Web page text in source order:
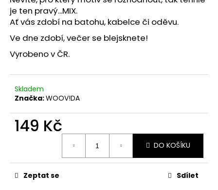
je ten pravý...MIX.
Ať vás zdobí na batohu, kabelce či oděvu.
Ve dne zdobí, večer se blejsknete!
Vyrobeno v ČR.
Skladem
Značka:WOOV!DA
149 Kč
DO KOŠÍKU
Zeptat se Sdílet
u
j
e
m
e
REFLEXNÍ
PLACKA
MIX
149
Kč